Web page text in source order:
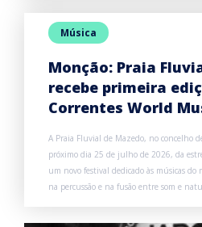
Música
Monção: Praia
recebe primeira
Correntes World
A Praia Fluvial de Mazedo, no concelho
próximo dia 25 de julho de 2026, da
um novo festival dedicado às músicas
na percussão e na fusão entre som e